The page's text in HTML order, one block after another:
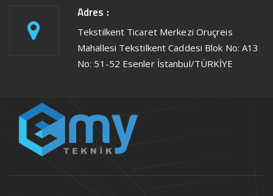
Adres :
Tekstilkent Ticaret Merkezi Oruçreis
Mahallesi Tekstilkent Caddesi Blok No: A13
No: 51-52 Esenler İstanbul/TÜRKİYE